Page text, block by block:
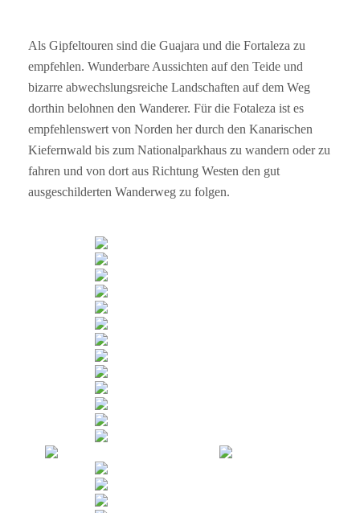
Als Gipfeltouren sind die Guajara und die Fortaleza zu
empfehlen. Wunderbare Aussichten auf den Teide und
bizarre abwechslungsreiche Landschaften auf dem Weg
dorthin belohnen den Wanderer. Für die Fotaleza ist es
empfehlenswert von Norden her durch den Kanarischen
Kiefernwald bis zum Nationalparkhaus zu wandern oder zu
fahren und von dort aus Richtung Westen den gut
ausgeschilderten Wanderweg zu folgen.